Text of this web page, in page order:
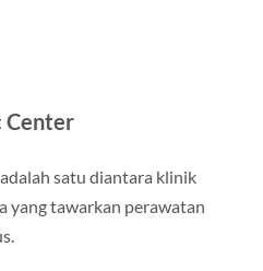
Center
satu diantara klinik
yang tawarkan perawatan